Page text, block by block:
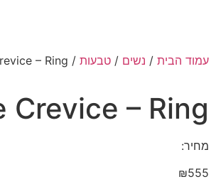
עמוד הבית/ נשים / טבעות/ The Crevice – Ring
Crevice – Ring
מחיר:
₪555